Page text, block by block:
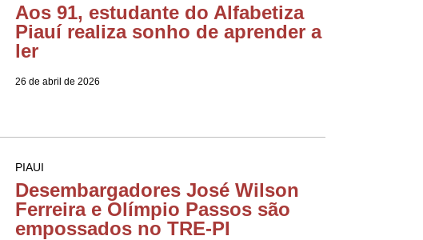
Aos 91, estudante do Alfabetiza
Piauí realiza sonho de aprender a
ler
26 de abril de 2026
PIAUI
Desembargadores José Wilson
Ferreira e Olímpio Passos são
empossados no TRE-PI